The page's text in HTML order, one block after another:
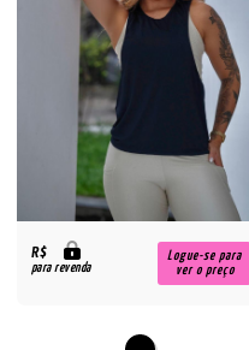
R$
para revenda
Logue-se para
ver o preço